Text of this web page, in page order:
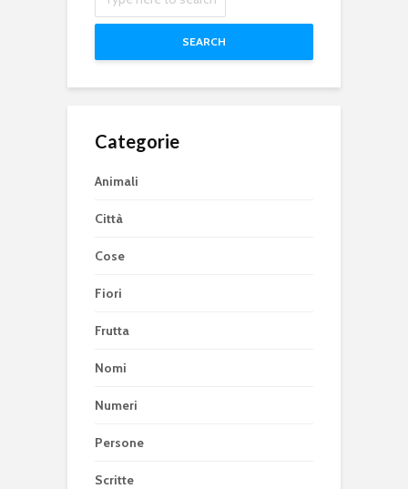
SEARCH
Categorie
Animali
Città
Cose
Fiori
Frutta
Nomi
Numeri
Persone
Scritte